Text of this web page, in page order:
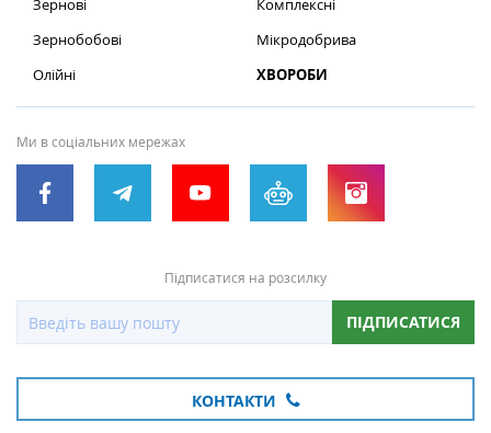
Зернові
Зернобобові
Олійні
Комплексні
Мікродобрива
ХВОРОБИ
Ми в соціальних мережах
Підписатися на розсилку
ПІДПИСАТИСЯ
КОНТАКТИ